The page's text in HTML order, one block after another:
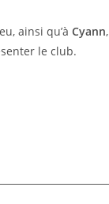
ainsi qu’à Cyann,
le club.